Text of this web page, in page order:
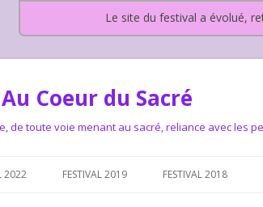
Le site du festival a évolué,
Coeur du Sacré
de toute voie menant au sacré, reliance avec les
2022 FESTIVAL 2019 FESTIVAL 2018